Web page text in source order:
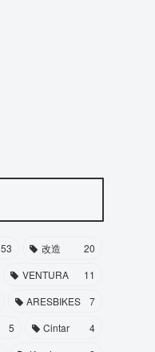
53 改造
20
VENTURA
11
ARESBIKES
7
5 Cintar
4